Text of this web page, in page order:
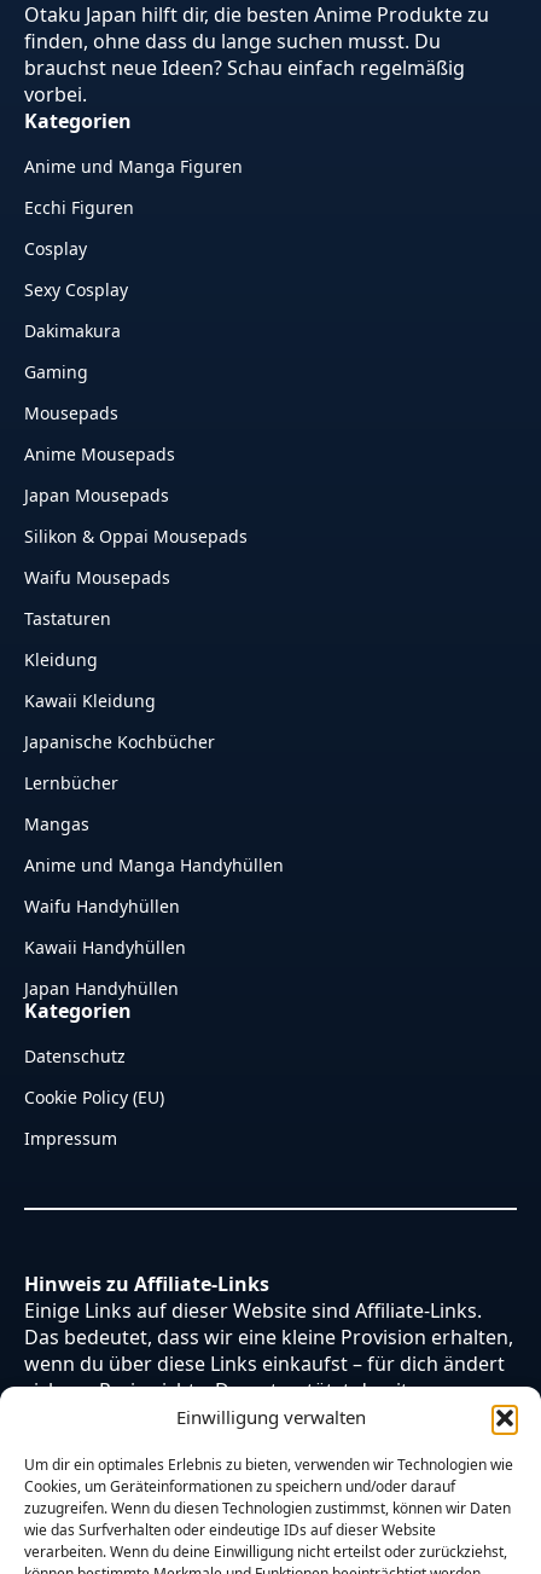
Einwilligung verwalten
Um dir ein optimales Erlebnis zu bieten, verwenden wir Technologien wie
Cookies, um Geräteinformationen zu speichern und/oder darauf
zuzugreifen. Wenn du diesen Technologien zustimmst, können wir Daten
wie das Surfverhalten oder eindeutige IDs auf dieser Website
verarbeiten. Wenn du deine Einwilligung nicht erteilst oder zurückziehst,
Otaku Japan hilft dir, die besten Anime Produkte zu
finden, ohne dass du lange suchen musst. Du
brauchst neue Ideen? Schau einfach regelmäßig
vorbei.
Kategorien
Anime und Manga Figuren
Ecchi Figuren
Cosplay
Sexy Cosplay
Dakimakura
Gaming
Mousepads
Anime Mousepads
Japan Mousepads
Silikon & Oppai Mousepads
Waifu Mousepads
Tastaturen
Kleidung
Kawaii Kleidung
Japanische Kochbücher
Lernbücher
Mangas
Anime und Manga Handyhüllen
Waifu Handyhüllen
Kawaii Handyhüllen
Japan Handyhüllen
Kategorien
Datenschutz
Cookie Policy (EU)
Impressum
Hinweis zu Affiliate-Links
Einige Links auf dieser Website sind Affiliate-Links.
Das bedeutet, dass wir eine kleine Provision erhalten,
wenn du über diese Links einkaufst – für dich ändert
sich am Preis nichts. Du unterstützt damit unsere
Arbeit. Vielen Dank dafür!